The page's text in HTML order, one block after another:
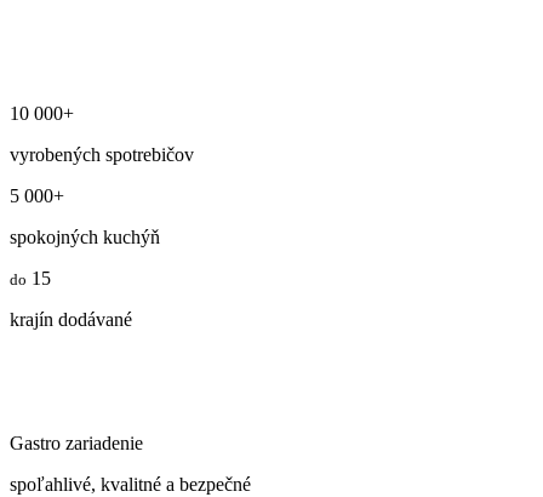
10 000+
vyrobených spotrebičov
5 000+
spokojných kuchýň
do 15
krajín dodávané
Gastro zariadenie
spoľahlivé, kvalitné a bezpečné